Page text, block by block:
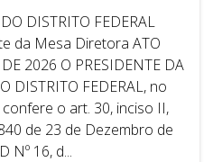
DISTRITO FEDERAL
da Mesa Diretora ATO
2026 O PRESIDENTE DA
DISTRITO FEDERAL, no
o art. 30, inciso II,
de 23 de Dezembro de
Nº 16, d...